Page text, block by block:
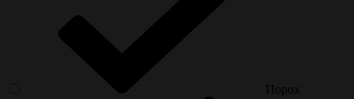
Порох